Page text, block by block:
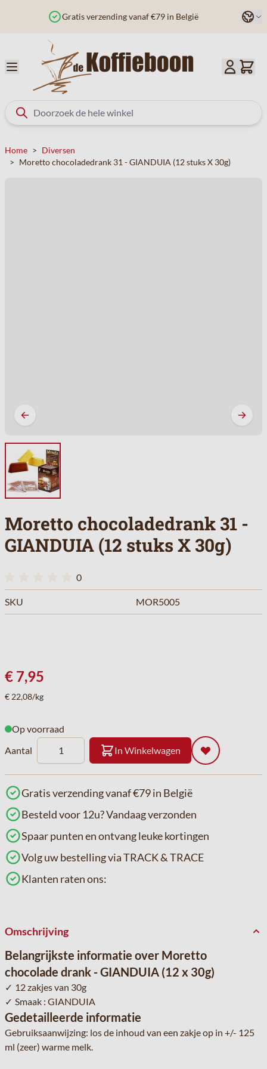
vanaf €79 in België Besteld voor 12u?Taal
Home > Diversen
> Moretto chocoladedrank 31 - GIANDUIA (12 stuks X 30g)
Moretto chocoladedrank 31 -
GIANDUIA (12 stuks X 30g)
0
SKU MOR5005
€ 7,95
€ 22,08/kg
Op voorraad
Aantal
In Winkelwagen
Gratis verzending vanaf €79 in België
Besteld voor 12u? Vandaag verzonden
Spaar punten en ontvang leuke kortingen
Volg uw bestelling via TRACK & TRACE
Klanten raten ons:
Omschrijving
Belangrijkste informatie over Moretto
chocolade drank - GIANDUIA (12 x 30g)
12 zakjes van 30g
Smaak : GIANDUIA
Gedetailleerde informatie
Gebruiksaanwijzing: los de inhoud van een zakje op in +/- 125
ml (zeer) warme melk.